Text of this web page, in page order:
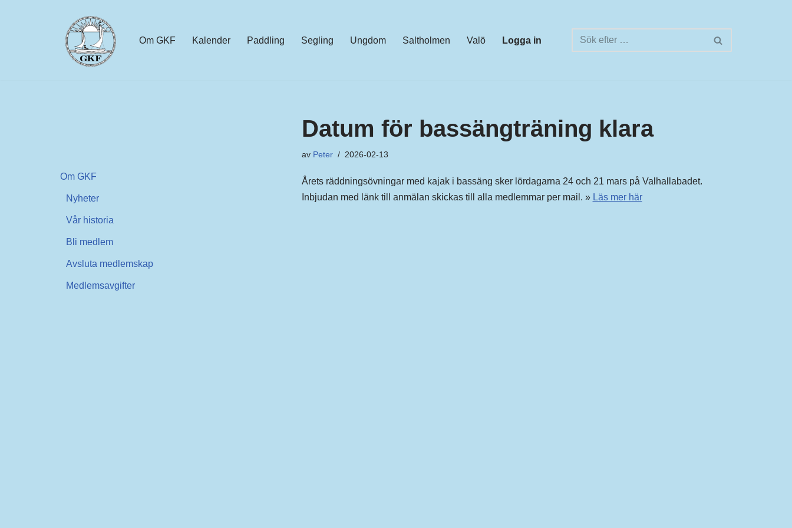
Om GKF Kalender Paddling Segling Ungdom Saltholmen Valö Logga in
Om GKF
Nyheter
Vår historia
Bli medlem
Avsluta medlemskap
Medlemsavgifter
Datum för bassängträning klara
av Peter 2026-02-13
Årets räddningsövningar med kajak i bassäng sker lördagarna 24 och 21 mars på Valhallabadet.
Inbjudan med länk till anmälan skickas till alla medlemmar per mail. » Läs mer här